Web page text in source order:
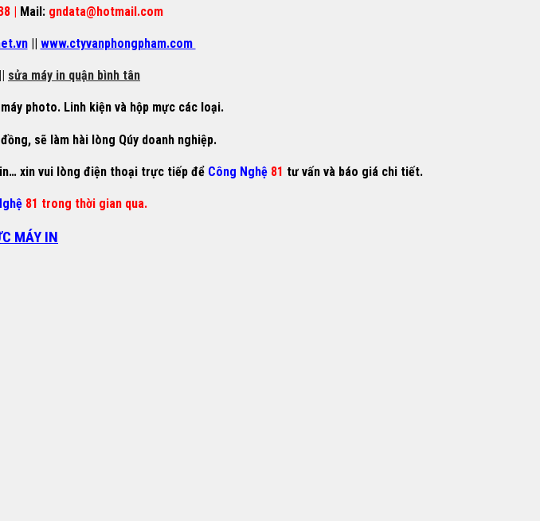
| Mail: gndata@hotmail.com
|| www.ctyvanphongpham.com
sửa máy in quận bình tân
photo. Linh kiện và hộp mực các loại.
sẽ làm hài lòng Qúy doanh nghiệp.
xin vui lòng điện thoại trực tiếp để Công Nghệ 81 tư vấn và báo giá chi tiết.
81 trong thời gian qua.
MÁY IN